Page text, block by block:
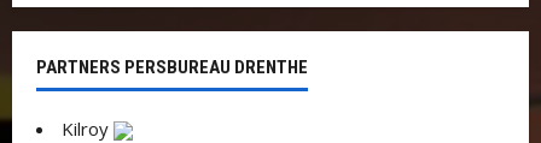
PARTNERS PERSBUREAU DRENTHE
Kilroy